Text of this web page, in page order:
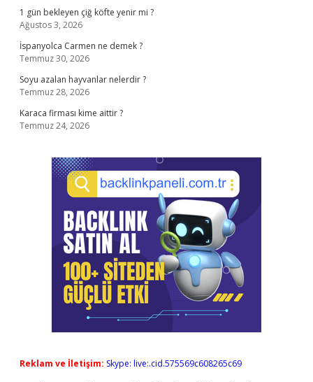
1 gün bekleyen çiğ köfte yenir mi ?
Ağustos 3, 2026
İspanyolca Carmen ne demek ?
Temmuz 30, 2026
Soyu azalan hayvanlar nelerdir ?
Temmuz 28, 2026
Karaca firması kime aittir ?
Temmuz 24, 2026
Reklam ve İletişim: Skype: live:.cid.575569c608265c69